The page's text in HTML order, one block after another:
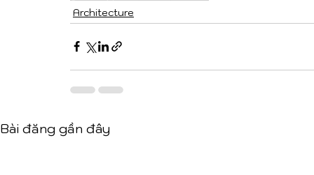
Architecture
Bài đăng gần đây